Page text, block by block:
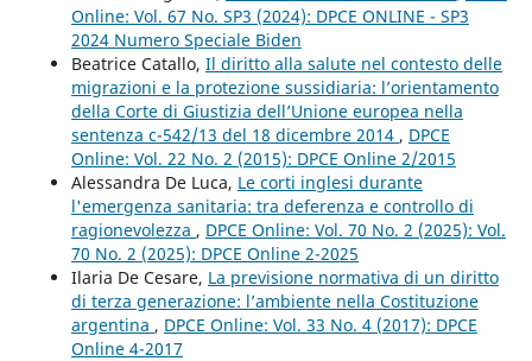
Online: Vol. 67 No. SP3 (2024): DPCE ONLINE - SP3
2024 Numero Speciale Biden
Beatrice Catallo, Il diritto alla salute nel contesto delle
migrazioni e la protezione sussidiaria: l’orientamento
della Corte di Giustizia dell’Unione europea nella
sentenza c-542/13 del 18 dicembre 2014 , DPCE
Online: Vol. 22 No. 2 (2015): DPCE Online 2/2015
Alessandra De Luca, Le corti inglesi durante
l'emergenza sanitaria: tra deferenza e controllo di
ragionevolezza , DPCE Online: Vol. 70 No. 2 (2025): Vol.
70 No. 2 (2025): DPCE Online 2-2025
Ilaria De Cesare, La previsione normativa di un diritto
di terza generazione: l’ambiente nella Costituzione
argentina , DPCE Online: Vol. 33 No. 4 (2017): DPCE
Online 4-2017